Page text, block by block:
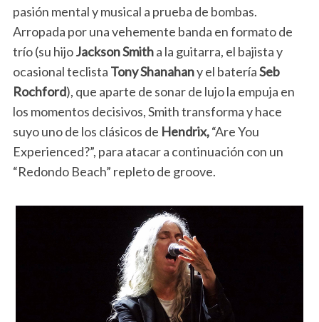
pasión mental y musical a prueba de bombas.
Arropada por una vehemente banda en formato de
trío (su hijoJackson Smitha la guitarra, el bajista y
ocasional teclista Tony Shanahany el bateríaSeb
Rochford), que aparte de sonar de lujo la empuja en
los momentos decisivos, Smith transforma y hace
suyo uno de los clásicos de Hendrix,“Are You
Experienced?”, para atacar a continuación con un
“Redondo Beach” repleto de groove.